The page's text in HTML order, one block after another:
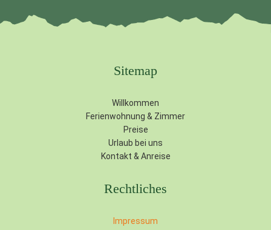
Sitemap
Willkommen
Ferienwohnung & Zimmer
Preise
Urlaub bei uns
Kontakt & Anreise
Rechtliches
Impressum